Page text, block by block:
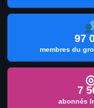
97
membres du
7
abonnés